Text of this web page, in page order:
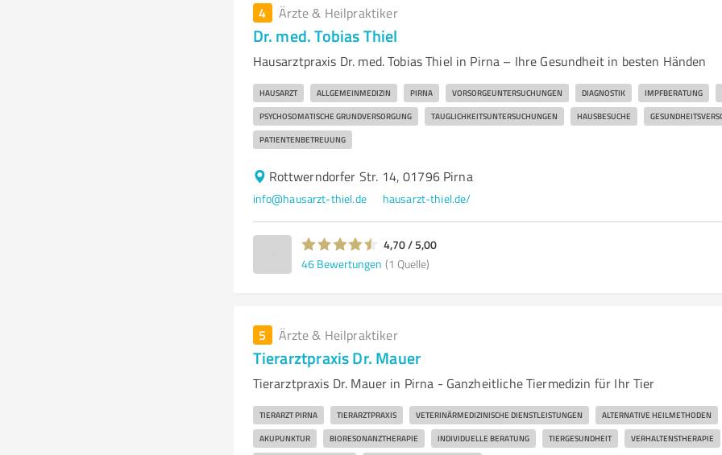
4 Ärzte & Heilpraktiker
Dr. med. Tobias Thiel
Hausarztpraxis Dr. med. Tobias Thiel in Pirna – Ihre Gesundheit in besten Händen
HAUSARZT ALLGEMEINMEDIZIN PIRNA VORSORGEUNTERSUCHUNGEN DIAGNOSTIK IMPFBERATUNG
PSYCHOSOMATISCHE GRUNDVERSORGUNG TAUGLICHKEITSUNTERSUCHUNGEN HAUSBESUCHE
PATIENTENBETREUUNG
Rottwerndorfer Str. 14, 01796 Pirna
info@hausarzt-thiel.de hausarzt-thiel.de/
4,70 / 5,00
46 Bewertungen (1 Quelle)
5 Ärzte & Heilpraktiker
Tierarztpraxis Dr. Mauer
Tierarztpraxis Dr. Mauer in Pirna - Ganzheitliche Tiermedizin für Ihr Tier
TIERARZT PIRNA TIERARZTPRAXIS VETERINÄRMEDIZINISCHE DIENSTLEISTUNGEN ALTERNATIVE HEILMETHODEN
AKUPUNKTUR BIORESONANZTHERAPIE INDIVIDUELLE BERATUNG TIERGESUNDHEIT VERHALTENSTHERAPIE